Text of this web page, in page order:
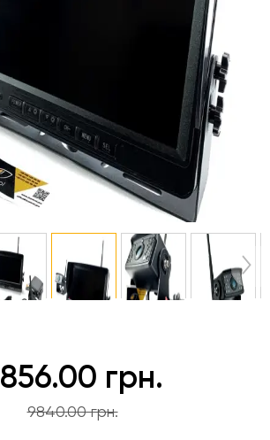
грн.
9840.00 грн.